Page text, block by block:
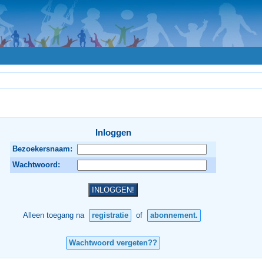
Inloggen
Bezoekersnaam:
Wachtwoord:
Alleen toegang na registratie of abonnement.
Wachtwoord vergeten??